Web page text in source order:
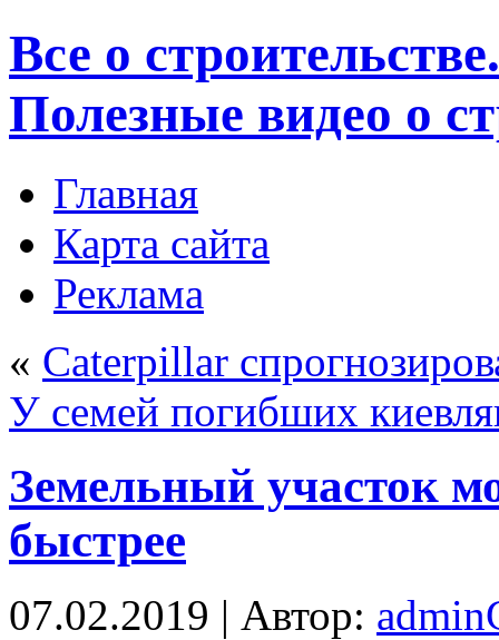
Все о
Полезные видео о
Главная
Карта сайта
Реклама
« Caterpillar
У семей погибших
Земельный участок
быстрее
07.02.2019 | Автор: